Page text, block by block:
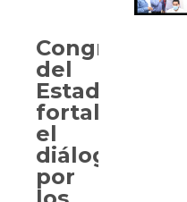
Congreso
del
Estado
fortalece
el
diálogo
por